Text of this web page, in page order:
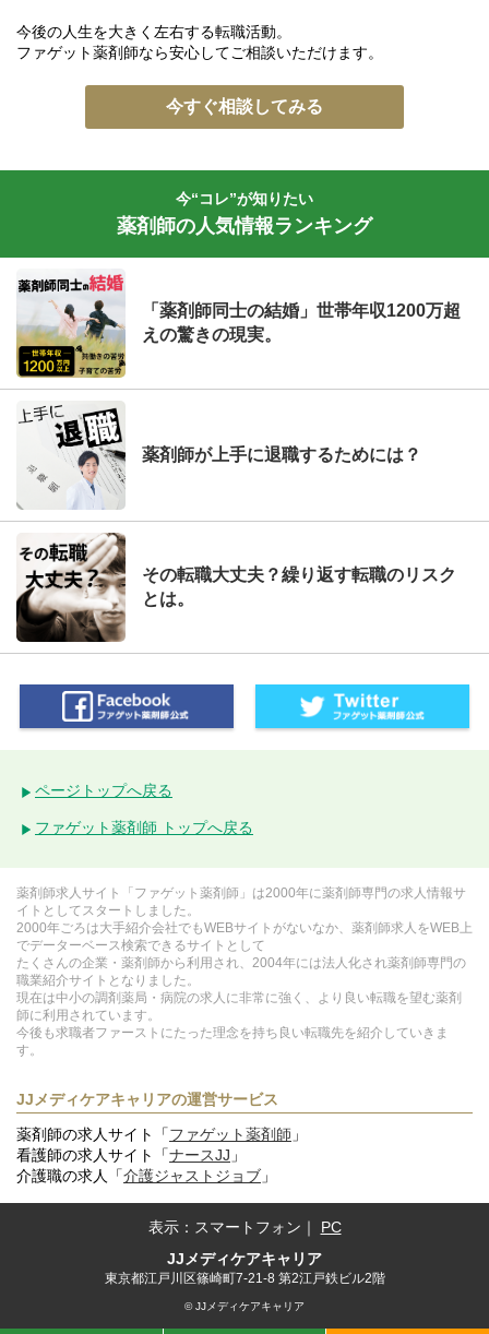
今後の人生を大きく左右する転職活動。
ファゲット薬剤師なら安心してご相談いただけます。
今すぐ相談してみる
今“コレ”が知りたい
薬剤師の人気情報ランキング
「薬剤師同士の結婚」世帯年収1200万超
えの驚きの現実。
薬剤師が上手に退職するためには？
その転職大丈夫？繰り返す転職のリスク
とは。
ページトップへ戻る
ファゲット薬剤師 トップへ戻る
薬剤師求人サイト「ファゲット薬剤師」は2000年に薬剤師専門の求人情報サ
イトとしてスタートしました。
2000年ごろは大手紹介会社でもWEBサイトがないなか、薬剤師求人をWEB上
でデーターベース検索できるサイトとして
たくさんの企業・薬剤師から利用され、2004年には法人化され薬剤師専門の
職業紹介サイトとなりました。
現在は中小の調剤薬局・病院の求人に非常に強く、より良い転職を望む薬剤
師に利用されています。
今後も求職者ファーストにたった理念を持ち良い転職先を紹介していきま
す。
JJメディケアキャリアの運営サービス
薬剤師の求人サイト「ファゲット薬剤師 」
看護師の求人サイト「ナースJJ 」
介護職の求人「介護ジャストジョブ 」
表示： スマートフォン ｜ PC
JJメディケアキャリア
東京都江戸川区篠崎町7-21-8 第2江戸鉄ビル2階
© JJメディケアキャリア